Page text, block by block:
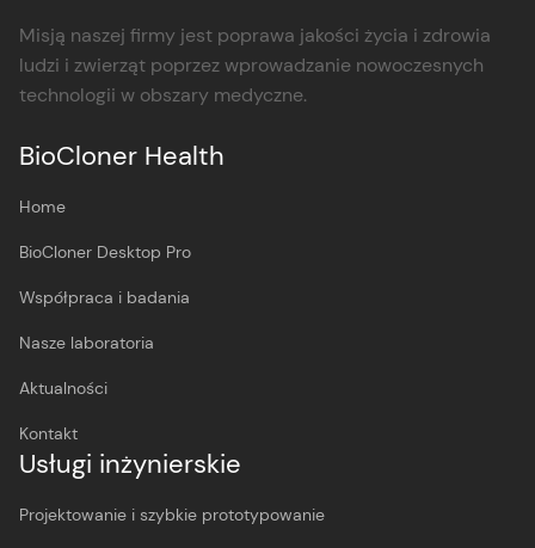
Misją naszej firmy jest poprawa jakości życia i zdrowia
ludzi i zwierząt poprzez wprowadzanie nowoczesnych
technologii w obszary medyczne.
BioCloner Health
Home
BioCloner Desktop Pro
Współpraca i badania
Nasze laboratoria
Aktualności
Kontakt
Usługi inżynierskie
Projektowanie i szybkie prototypowanie